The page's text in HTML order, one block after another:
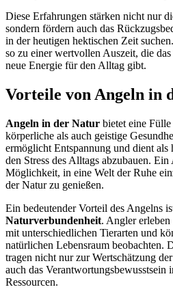
Diese Erfahrungen stärken nicht nur
sondern fördern auch das
in der heutigen hektischen Zeit suchen.
so zu einer wertvollen Auszeit, die
neue Energie für den Alltag gibt.
Vorteile von Angeln in
Angeln in der Natur bietet eine
körperliche als auch geistige
ermöglicht Entspannung und dient
den Stress des Alltags abzubauen.
Möglichkeit, in eine Welt der Ruhe
der Natur zu genießen.
Ein bedeutender Vorteil des Angelns
Naturverbundenheit. Angler
mit unterschiedlichen Tierarten und
natürlichen Lebensraum beobachten.
tragen nicht nur zur Wertschätzung
auch das
Ressourcen.